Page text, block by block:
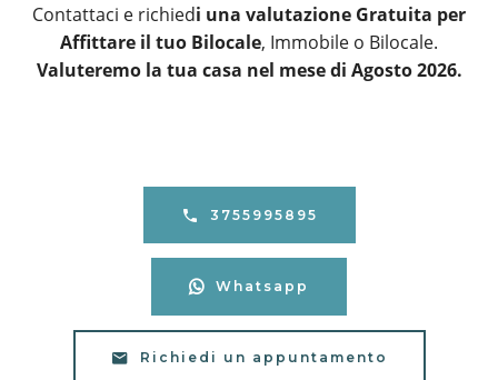
Contattaci e richiedi una valutazione Gratuita per
Affittare il tuo Bilocale, Immobile o Bilocale.
Valuteremo la tua casa nel mese di Agosto 2026.
3755995895
Whatsapp
Richiedi un appuntamento